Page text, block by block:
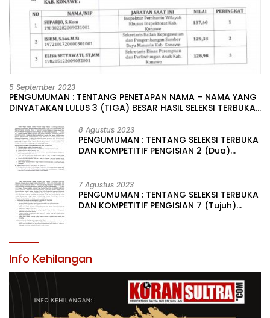
5 September 2023
PENGUMUMAN : TENTANG PENETAPAN NAMA – NAMA YANG
DINYATAKAN LULUS 3 (TIGA) BESAR HASIL SELEKSI TERBUKA
LINGKUNGAN PEMERINTAH DAERAH KABUPATEN KONAWE
8 Agustus 2023
PENGUMUMAN : TENTANG SELEKSI TERBUKA
DAN KOMPETITIF PENGISIAN 2 (Dua)
KABUPATEN KONAWE
7 Agustus 2023
PENGUMUMAN : TENTANG SELEKSI TERBUKA
DAN KOMPETITIF PENGISIAN 7 (Tujuh)
Info Kehilangan